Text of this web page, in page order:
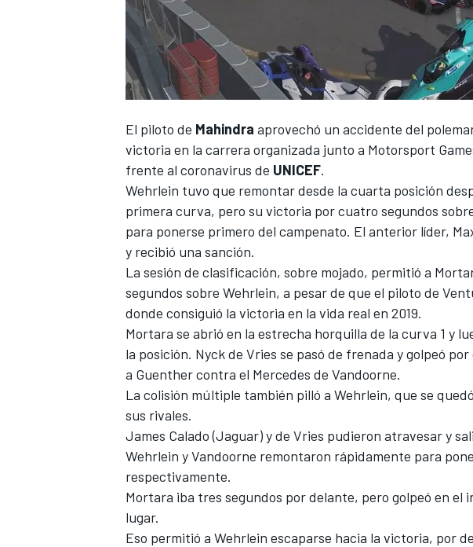
El piloto de Mahindra aprovechó un accidente del
victoria en la carrera organizada junto a Motorsport
frente al coronavirus de UNICEF.
Wehrlein tuvo que remontar desde la cuarta posición
primera curva, pero su victoria por cuatro segundos
para ponerse primero del campenato. El anterior líder,
y recibió una sanción.
La sesión de clasificación, sobre mojado, permitió a
segundos sobre Wehrlein, a pesar de que el piloto de
donde consiguió la victoria en la vida real en 2019.
Mortara se abrió en la estrecha horquilla de la curva 1 y
la posición. Nyck de Vries se pasó de frenada y golpeó
a Guenther contra el Mercedes de Vandoorne.
La colisión múltiple también pilló a Wehrlein, que se
sus rivales.
James Calado(Jaguar) y de Vries pudieron atravesar y
Wehrlein y Vandoorne remontaron rápidamente para
respectivamente.
Mortara iba tres segundos por delante, pero golpeó en el
lugar.
Eso permitió a Wehrlein escaparse hacia la victoria, por